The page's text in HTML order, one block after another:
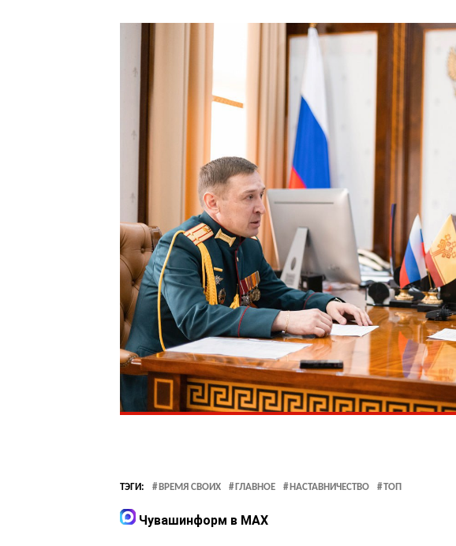
ТЭГИ: ВРЕМЯ СВОИХ ГЛАВНОЕ НАСТАВНИЧЕСТВО ТОП
Чувашинформ в MAX